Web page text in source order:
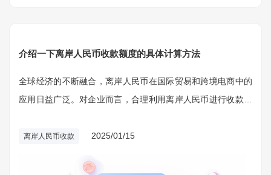
介绍一下离岸人民币收款额度的具体计算方法
全球经济的不断融合，离岸人民币在国际贸易和跨境电商中的
应用日益广泛。对企业而言，合理利用离岸人民币进行收款不
款额度的管理和计算是确保资金安全和合规运营的重要环节。
离岸人民币收款 2025/01/15